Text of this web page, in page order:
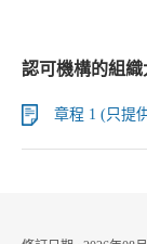
認可機構的組
章程 1 (只提